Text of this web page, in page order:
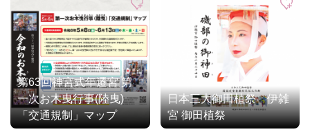
2027年11月20日（土）、11月
21日（日）
第63回神宮式年遷宮 第
一次お木曳行事(陸曳)
「交通規制」マップ
日本三大御田植祭 伊雑
宮 御田植祭